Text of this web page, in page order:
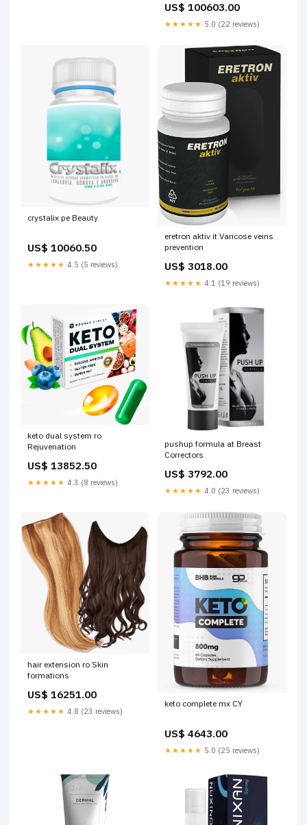
US$ 100603.00
★★★★★ 5.0 (22 reviews)
crystalix pe Beauty
US$ 10060.50
★★★★★ 4.5 (5 reviews)
eretron aktiv it Varicose veins
prevention
US$ 3018.00
★★★★★ 4.1 (19 reviews)
keto dual system ro
Rejuvenation
US$ 13852.50
★★★★★ 4.3 (8 reviews)
pushup formula at Breast
Correctors
US$ 3792.00
★★★★★ 4.0 (23 reviews)
hair extension ro Skin
formations
US$ 16251.00
★★★★★ 4.8 (23 reviews)
keto complete mx CY
US$ 4643.00
★★★★★ 5.0 (25 reviews)